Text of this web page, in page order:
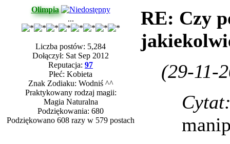
Olimpia
...
Liczba postów: 5,284
Dołączył: Sat Sep 2012
Reputacja: 97
Płeć: Kobieta
Znak Zodiaku: Wodniś ^^
Praktykowany rodzaj magii:
Magia Naturalna
Podziękowania: 680
Podziękowano 608 razy w 579 postach
RE: Czy
(29-11-